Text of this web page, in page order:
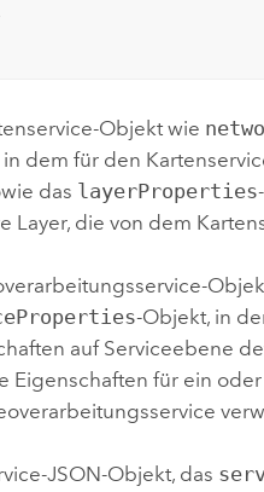
Objekt wie
dem für den
das layerProperties
Layer, die von dem
-Objekt, in
auf Serviceebene
Eigenschaften für ein
JSON-Objekt, das